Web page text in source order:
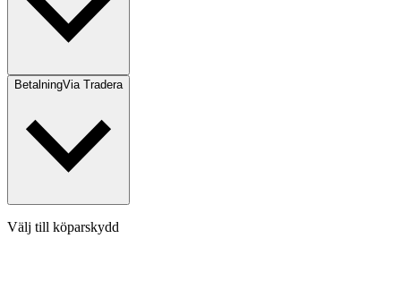
BetalningVia Tradera
Välj till köparskydd